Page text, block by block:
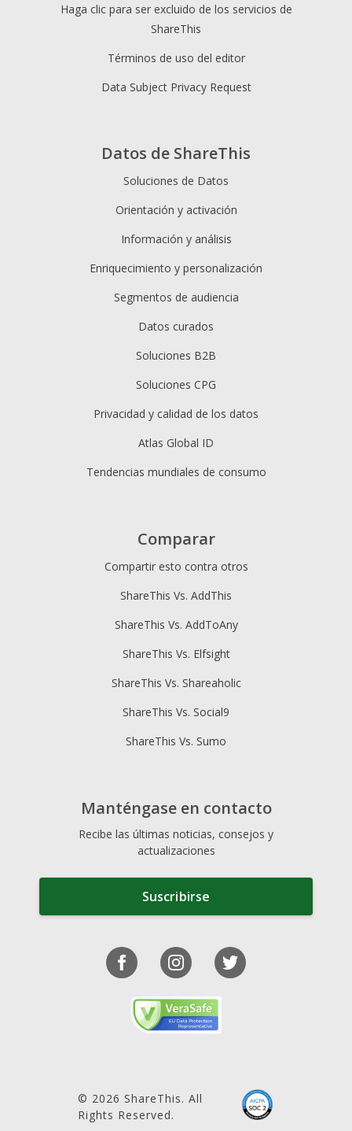
Datos de ShareThis
Soluciones de Datos
Orientación y activación
Información y análisis
Enriquecimiento y personalización
Segmentos de audiencia
Datos curados
Soluciones B2B
Soluciones CPG
Privacidad y calidad de los datos
Atlas Global ID
Tendencias mundiales de consumo
Haga clic para ser excluido de los servicios de
ShareThis
Términos de uso del editor
Data Subject Privacy Request
Comparar
Compartir esto contra otros
ShareThis Vs. AddThis
ShareThis Vs. AddToAny
ShareThis Vs. Elfsight
ShareThis Vs. Shareaholic
ShareThis Vs. Social9
ShareThis Vs. Sumo
Manténgase en contacto
Recibe las últimas noticias, consejos y
actualizaciones
Suscribirse
© 2026 ShareThis. All
Rights Reserved.